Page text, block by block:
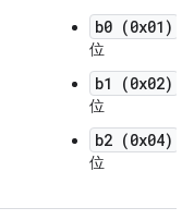
b0 (0x01)
位
b1 (0x02)
位
b2 (0x04)
位